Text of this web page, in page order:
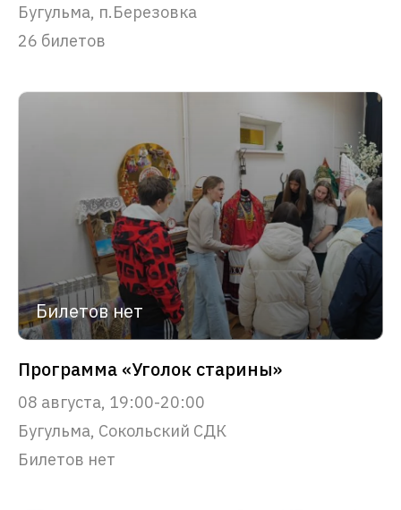
Бугульма, п.Березовка
26 билетов
Билетов нет
Программа «Уголок старины»
08 августа, 19:00-20:00
Бугульма, Сокольский СДК
Билетов нет